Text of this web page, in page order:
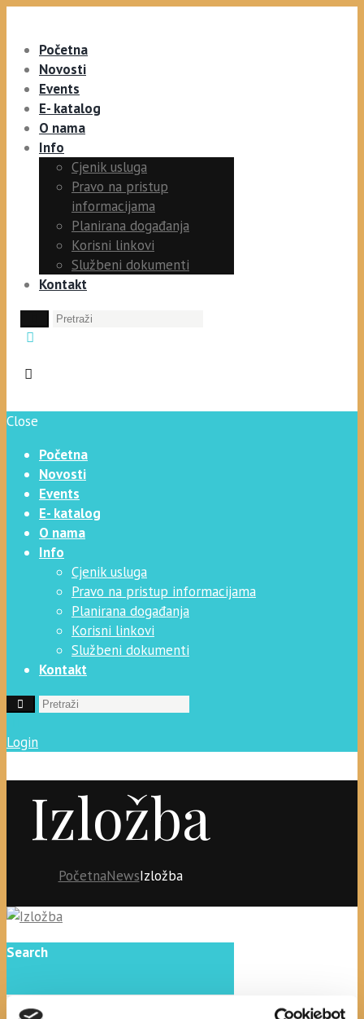
Početna
Novosti
Events
E- katalog
O nama
Info
Cjenik usluga
Pravo na pristup
informacijama
Planirana događanja
Korisni linkovi
Službeni dokumenti
Kontakt
Close
Početna
Novosti
Events
E- katalog
O nama
Info
Cjenik usluga
Pravo na pristup informacijama
Planirana događanja
Korisni linkovi
Službeni dokumenti
Kontakt
Login
Izložba
PočetnaNewsIzložba
Search